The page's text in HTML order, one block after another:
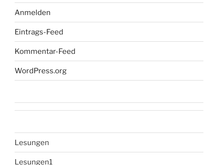
Anmelden
Eintrags-Feed
Kommentar-Feed
WordPress.org
Lesungen
Lesungen1